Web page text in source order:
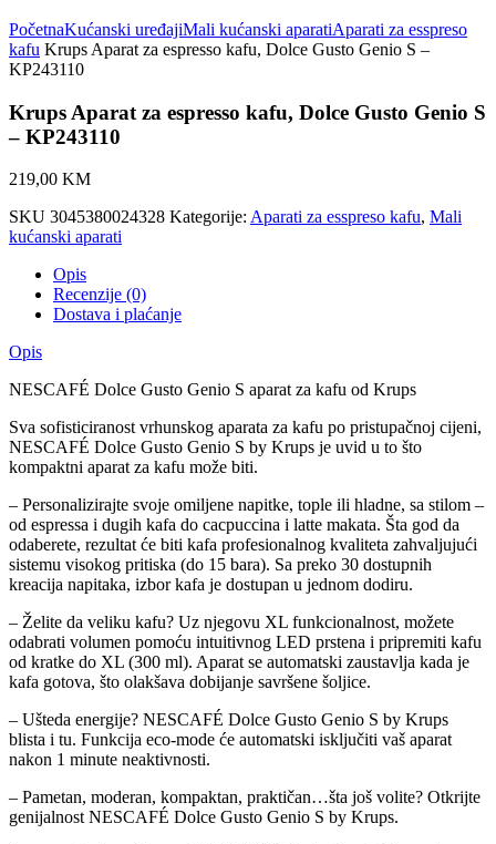
PočetnaKućanski uređajiMali kućanski aparatiAparati za esspreso
kafu Krups Aparat za espresso kafu, Dolce Gusto Genio S –
KP243110
Krups Aparat za espresso kafu, Dolce Gusto Genio S
– KP243110
219,00 KM
SKU 3045380024328 Kategorije: Aparati za esspreso kafu, Mali
kućanski aparati
Opis
Recenzije (0)
Dostava i plaćanje
Opis
NESCAFÉ Dolce Gusto Genio S aparat za kafu od Krups
Sva sofisticiranost vrhunskog aparata za kafu po pristupačnoj cijeni,
NESCAFÉ Dolce Gusto Genio S by Krups je uvid u to što
kompaktni aparat za kafu može biti.
– Personalizirajte svoje omiljene napitke, tople ili hladne, sa stilom –
od espressa i dugih kafa do cacpuccina i latte makata. Šta god da
odaberete, rezultat će biti kafa profesionalnog kvaliteta zahvaljujući
sistemu visokog pritiska (do 15 bara). Sa preko 30 dostupnih
kreacija napitaka, izbor kafa je dostupan u jednom dodiru.
– Želite da veliku kafu? Uz njegovu XL funkcionalnost, možete
odabrati volumen pomoću intuitivnog LED prstena i pripremiti kafu
od kratke do XL (300 ml). Aparat se automatski zaustavlja kada je
kafa gotova, što olakšava dobijanje savršene šoljice.
– Ušteda energije? NESCAFÉ Dolce Gusto Genio S by Krups
blista i tu. Funkcija eco-mode će automatski isključiti vaš aparat
nakon 1 minute neaktivnosti.
– Pametan, moderan, kompaktan, praktičan…šta još volite? Otkrijte
genijalnost NESCAFÉ Dolce Gusto Genio S by Krups.